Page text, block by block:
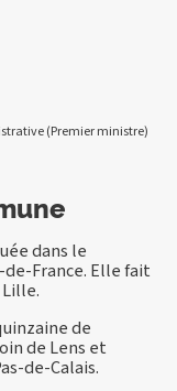
(Premier ministre)
dans le
France. Elle fait
de
de Lens et
de-Calais.